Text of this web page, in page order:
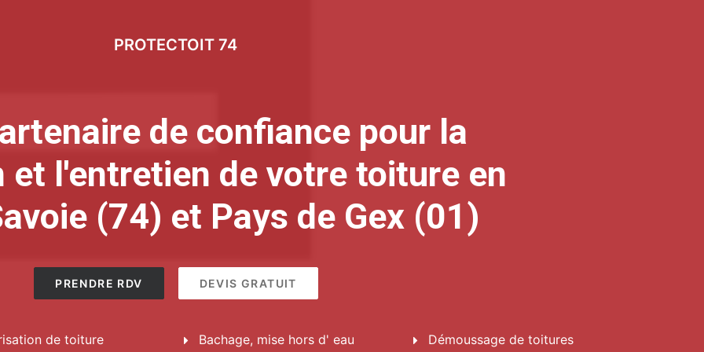
PROTECTOIT 74
de confiance pour la
et l'entretien de votre toiture en
(74) et Pays de Gex (01)
PRENDRE RDV DEVIS GRATUIT
de toiture Bachage, mise hors d' eau Démoussagede toitures